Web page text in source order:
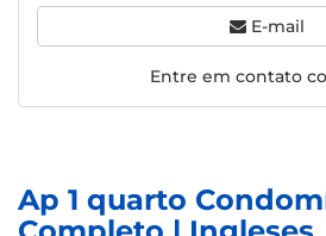
Ap 1 quarto
E-mail
Entre em contato